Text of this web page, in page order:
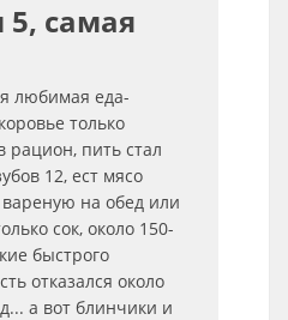
5, самая
любимая еда-
только
рацион, пить стал
12, ест мясо
на обед или
сок, около 150-
быстрого
отказался около
а вот блинчики и